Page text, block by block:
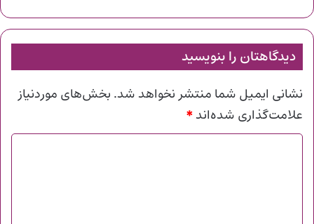
دیدگاهتان را بنویسید
نشانی ایمیل شما منتشر نخواهد شد. بخش‌های موردنیاز
علامت‌گذاری شده‌اند*